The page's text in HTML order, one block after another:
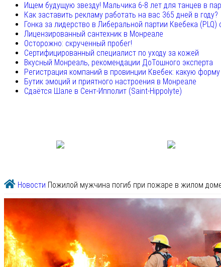
Ищем будущую звезду! Мальчика 6-8 лет для танцев в
Как заставить рекламу работать на вас 365 дней в году?
Гонка за лидерство в Либеральной партии Квебека (PLQ)
Лицензированный сантехник в Монреале
Осторожно: скрученный пробег!
Сертифицированный специалист по уходу за кожей
Вкусный Монреаль, рекомендации ДоТошного эксперта
Регистрация компаний в провинции Квебек: какую
Бутик эмоций и приятного настроения в Монреале
Сдаётся Шале в Сент-Ипполит (Saint-Hippolyte)
Новости Пожилой мужчина погиб при пожаре в жилом